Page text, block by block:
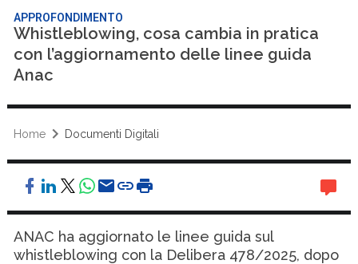
APPROFONDIMENTO
Whistleblowing, cosa cambia in pratica
con l’aggiornamento delle linee guida
Anac
Home Documenti Digitali
ANAC ha aggiornato le linee guida sul
whistleblowing con la Delibera 478/2025, dopo